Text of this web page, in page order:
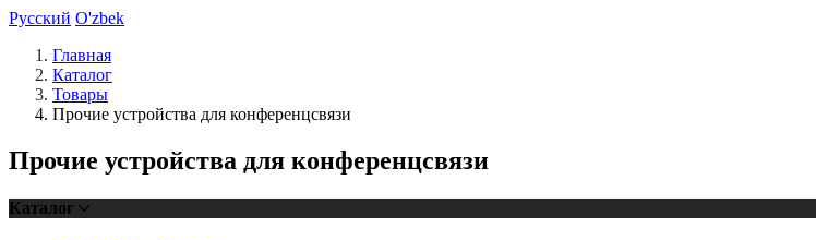
Русский O'zbek
Главная
Каталог
Товары
Прочие устройства для конференцсвязи
Прочие устройства для конференцсвязи
Каталог